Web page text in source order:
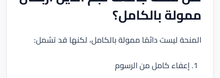
ممولة بالكامل؟
المنحة ليست دائمًا ممولة بالكامل، لكنها قد تشمل:
إعفاء كامل من الرسوم